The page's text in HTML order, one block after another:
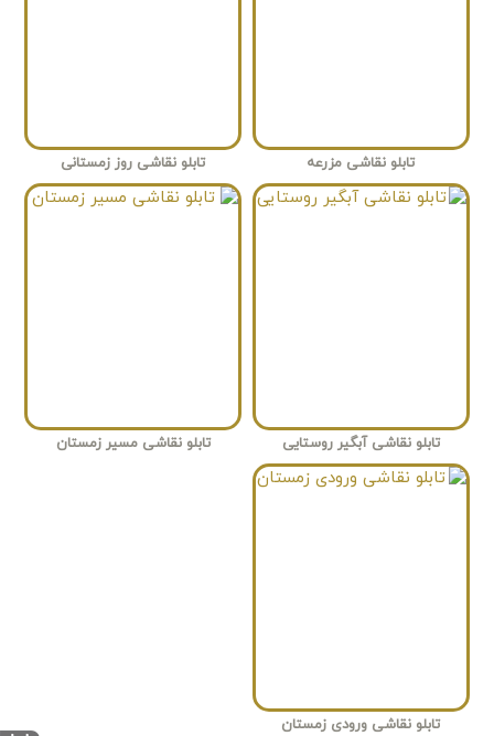
تابلو نقاشی مزرعه تابلو نقاشی روز زمستانی
تابلو نقاشی آبگیر روستایی تابلو نقاشی مسیر زمستان
تابلو نقاشی ورودی زمستان